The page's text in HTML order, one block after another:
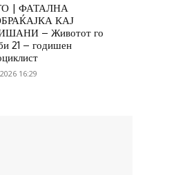
| ФАТАЛНА
КАЈ
– Животот го
21 – годишен
16:29